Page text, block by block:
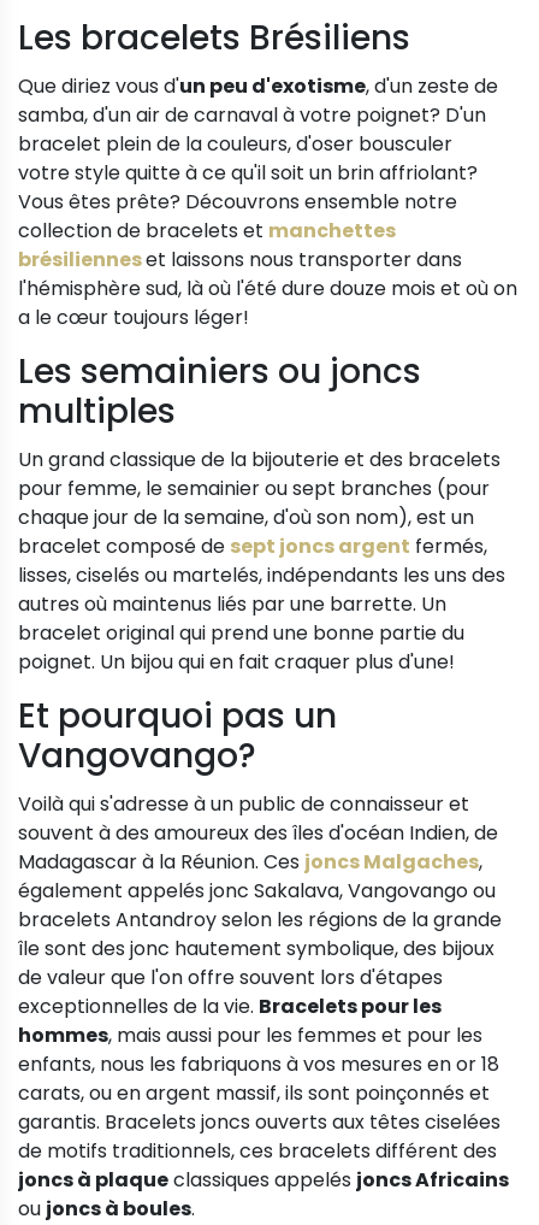
Les bracelets Brésiliens
Que diriez vous d'un peu d'exotisme, d'un zeste de
samba, d'un air de carnaval à votre poignet? D'un
bracelet plein de la couleurs, d'oser bousculer
votre style quitte à ce qu'il soit un brin affriolant?
Vous êtes prête? Découvrons ensemble notre
collection de bracelets et manchettes
brésilienneset laissons nous transporter dans
l'hémisphère sud, là où l'été dure douze mois et où on
a le cœur toujours léger!
Les semainiers ou joncs
multiples
Un grand classique de la bijouterie et des bracelets
pour femme, le semainier ou sept branches (pour
chaque jour de la semaine, d'où son nom), est un
bracelet composé de sept joncs argent fermés,
lisses, ciselés ou martelés, indépendants les uns des
autres où maintenus liés par une barrette. Un
bracelet original qui prend une bonne partie du
poignet. Un bijou qui en fait craquer plus d'une!
Et pourquoi pas un
Vangovango?
Voilà qui s'adresse à un public de connaisseur et
souvent à des amoureux des îles d'océan Indien, de
Madagascar à la Réunion. Ces joncs Malgaches,
également appelés jonc Sakalava, Vangovango ou
bracelets Antandroy selon les régions de la grande
île sont des jonc hautement symbolique, des bijoux
de valeur que l'on offre souvent lors d'étapes
exceptionnelles de la vie. Bracelets pour les
hommes, mais aussi pour les femmes et pour les
enfants, nous les fabriquons à vos mesures en or 18
carats, ou en argent massif, ils sont poinçonnés et
garantis. Bracelets joncs ouverts aux têtes ciselées
de motifs traditionnels, ces bracelets différent des
joncs à plaqueclassiques appelés joncs Africains
ou joncs à boules.